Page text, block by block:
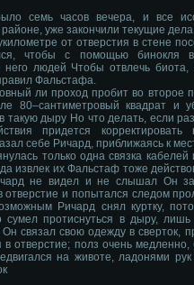
семь часов вечера, и все
уже закончили текущие
от отверстия в стене
чтобы с помощью бинокля
него людей Чтобы отвлечь биота,
Фальстафа.
ли проход пробит во второе
80–сантиметровый квадрат и
такую дыру Но что делать, если
придется
себе Ричард, приближаясь к
только одна связка кабелей
извлек их Фальстаф тоже
не видел и не слышал Он
отверстие и попытался следом
Ричард снял куртку,
сумел протиснуться в дыру, лишь
связал свою одежду в сверток,
в отверстие; полз очень медленно,
на животе, ладонями рук